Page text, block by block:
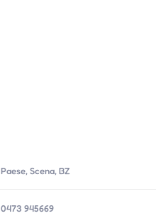
Paese, Scena, BZ
0473 945669